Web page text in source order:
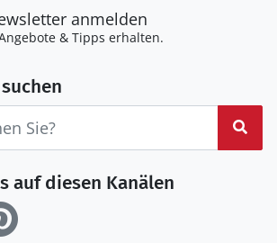
anmelden
& Tipps erhalten.
auf diesen Kanälen